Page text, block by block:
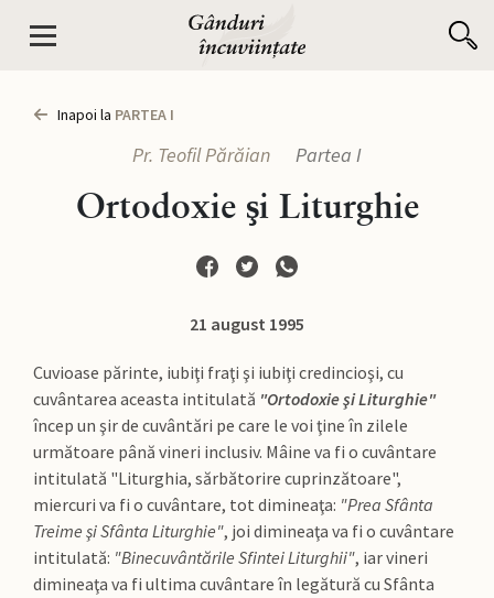
Inapoi la PARTEA I
Pr. Teofil Părăian Partea I
Ortodoxie şi Liturghie
21 august 1995
Cuvioase părinte, iubiţi fraţi şi iubiţi credincioşi, cu
cuvântarea aceasta intitulată "Ortodoxie şi Liturghie"
încep un şir de cuvântări pe care le voi ţine în zilele
următoare până vineri inclusiv. Mâine va fi o cuvântare
intitulată "Liturghia, sărbătorire cuprinzătoare",
miercuri va fi o cuvântare, tot dimineaţa: "Prea Sfânta
Treime şi Sfânta Liturghie", joi dimineaţa va fi o cuvântare
intitulată: "Binecuvântările Sfintei Liturghii", iar vineri
dimineaţa va fi ultima cuvântare în legătură cu Sfânta